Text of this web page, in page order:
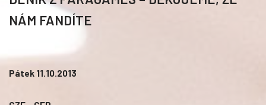
NÁM FANDÍTE
Pátek 11.10.2013